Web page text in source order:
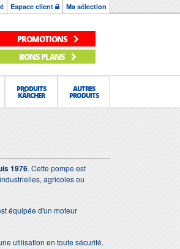
Espace client Ma sélection
PROMOTIONS
BONS PLANS
PRODUITS
KÄRCHER
AUTRES
PRODUITS
1976. Cette pompe est
agricoles ou
équipée d'un moteur
utilisation en toute sécurité.